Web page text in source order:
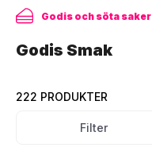
Godis och söta saker
Godis Smak
222 PRODUKTER
Filter